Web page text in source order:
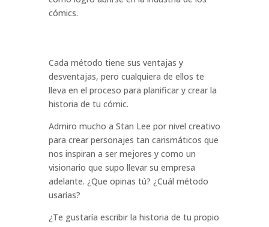
cómics.
Cada método tiene sus ventajas y
desventajas, pero cualquiera de ellos te
lleva en el proceso para planificar y crear la
historia de tu cómic.
Admiro mucho a Stan Lee por nivel creativo
para crear personajes tan carismáticos que
nos inspiran a ser mejores y como un
visionario que supo llevar su empresa
adelante. ¿Que opinas tú? ¿Cuál método
usarías?
¿Te gustaría escribir la historia de tu propio